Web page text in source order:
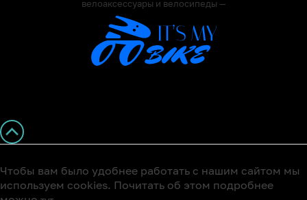
велоаксессуары и велосипеды —
Чтобы вам было удобнее работать с нашим сайтом мы
используем cookies. Почитать об этом подробнее